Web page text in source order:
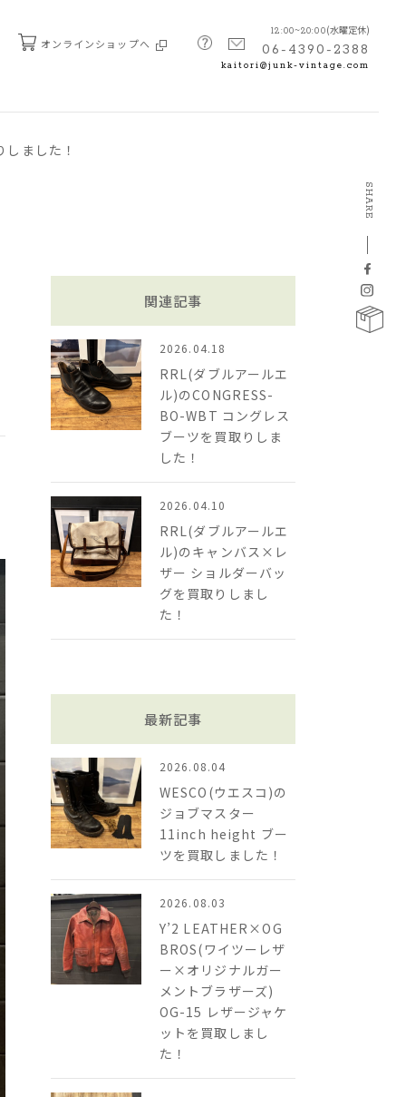
オンラインショップへ
12:00~20:00(水曜定休)
06-4390-2388
kaitori@junk-vintage.com
ました！
関連記事
2026.04.18
RRL(ダブルアールエ
ル)のCONGRESS-
BO-WBT コングレス
ブーツを買取りしま
した！
2026.04.10
RRL(ダブルアールエ
ル)のキャンバス×レ
ザー ショルダーバッ
グを買取りしまし
た！
最新記事
2026.08.04
WESCO(ウエスコ)の
ジョブマスター
11inch height ブー
ツを買取しました！
2026.08.03
Y’2 LEATHER×OG
BROS(ワイツーレザ
ー×オリジナルガー
メントブラザーズ)
OG-15 レザージャケ
ットを買取しまし
た！
SHARE